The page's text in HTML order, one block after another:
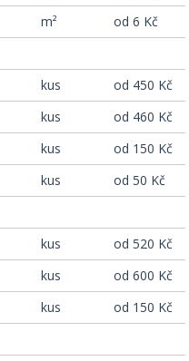
m²
od 6 Kč
kus
od 450 Kč
kus
od 460 Kč
kus
od 150 Kč
kus
od 50 Kč
kus
od 520 Kč
kus
od 600 Kč
kus
od 150 Kč